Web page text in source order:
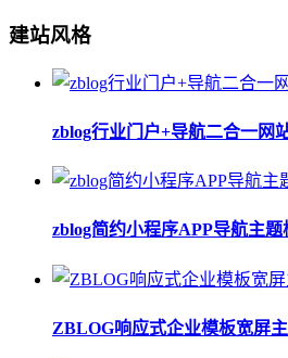
建站风格
zblog行业门户+导航二合一网
zblog简约小程序APP导航主题
ZBLOG响应式企业模板宽屏主